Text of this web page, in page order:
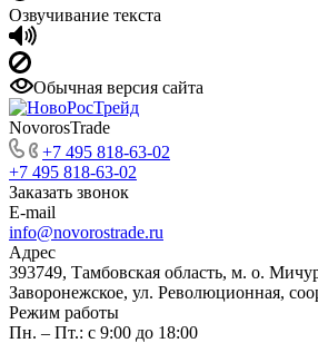
Озвучивание текста
Обычная версия сайта
NovorosTrade
+7 495 818-63-02
+7 495 818-63-02
Заказать звонок
E-mail
info@novorostrade.ru
Адрес
393749, Тамбовская область, м. о.
Заворонежское, ул. Революционная,
Режим работы
Пн. – Пт.: с 9:00 до 18:00